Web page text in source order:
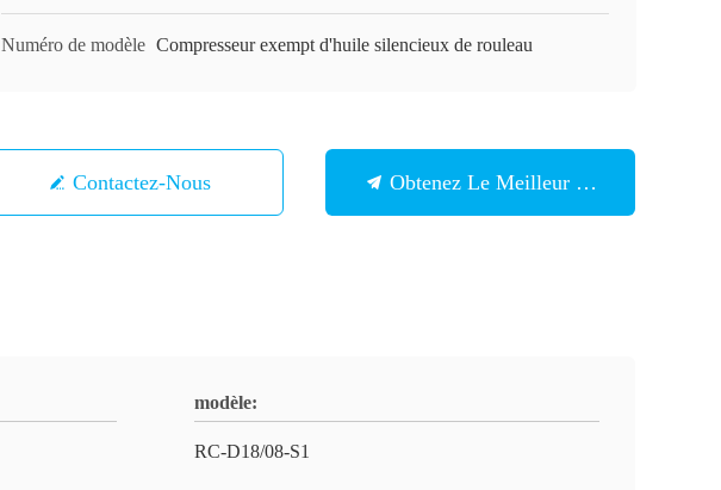
Numéro de modèle Compresseur exempt d'huile silencieux de rouleau
Contactez-Nous Obtenez Le Meilleur Prix
modèle:
RC-D18/08-S1